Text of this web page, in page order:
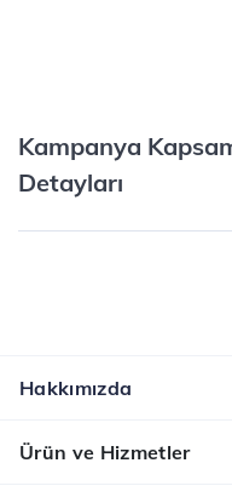
Kampanya
Detayları
Hakkımızda
Ürün ve Hizmetler